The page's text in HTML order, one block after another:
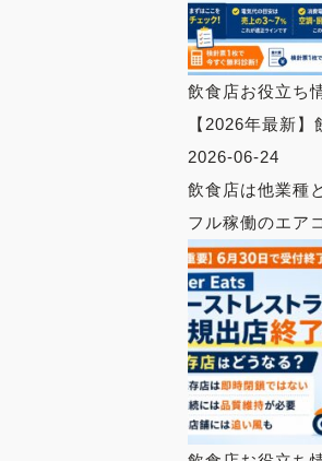
飲食店お役立ち
【2026年最新
2026-06-24
飲食店は他業種
フル稼働のエア